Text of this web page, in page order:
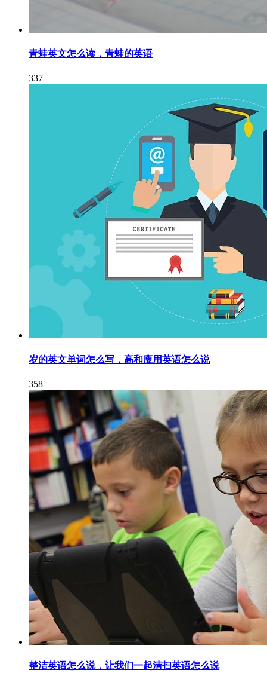
青蛙英文怎么读，青蛙的英语
337
岁的英文单词怎么写，高和廋用英语怎么说
358
整洁英语怎么说，让我们一起清扫英语怎么说